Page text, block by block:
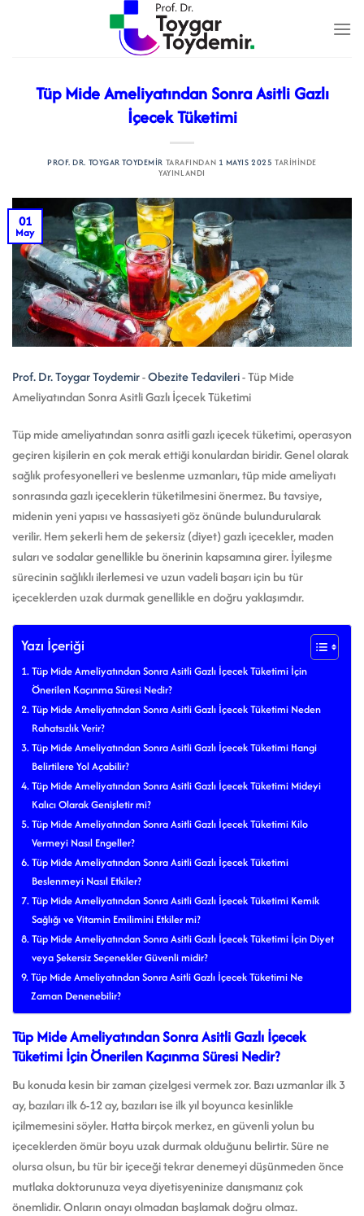
Tüp Mide Ameliyatından Sonra Asitli Gazlı
İçecek Tüketimi
PROF. DR. TOYGAR TOYDEMIR TARAFINDAN 1 MAYIS 2025 TARIHINDE
YAYINLANDI
01
May
Prof. Dr. Toygar Toydemir-Obezite Tedavileri-Tüp Mide
Ameliyatından Sonra Asitli Gazlı İçecek Tüketimi
Tüp mide ameliyatından sonra asitli gazlı içecek tüketimi, operasyon
geçiren kişilerin en çok merak ettiği konulardan biridir. Genel olarak
sağlık profesyonelleri ve beslenme uzmanları, tüp mide ameliyatı
sonrasında gazlı içeceklerin tüketilmesini önermez. Bu tavsiye,
midenin yeni yapısı ve hassasiyeti göz önünde bulundurularak
verilir. Hem şekerli hem de şekersiz (diyet) gazlı içecekler, maden
suları ve sodalar genellikle bu önerinin kapsamına girer. İyileşme
sürecinin sağlıklı ilerlemesi ve uzun vadeli başarı için bu tür
içeceklerden uzak durmak genellikle en doğru yaklaşımdır.
Yazı İçeriği
Tüp Mide Ameliyatından Sonra Asitli Gazlı İçecek Tüketimi İçin
Önerilen Kaçınma Süresi Nedir?
Tüp Mide Ameliyatından Sonra Asitli Gazlı İçecek Tüketimi Neden
Rahatsızlık Verir?
Tüp Mide Ameliyatından Sonra Asitli Gazlı İçecek Tüketimi Hangi
Belirtilere Yol Açabilir?
Tüp Mide Ameliyatından Sonra Asitli Gazlı İçecek Tüketimi Mideyi
Kalıcı Olarak Genişletir mi?
Tüp Mide Ameliyatından Sonra Asitli Gazlı İçecek Tüketimi Kilo
Vermeyi Nasıl Engeller?
Tüp Mide Ameliyatından Sonra Asitli Gazlı İçecek Tüketimi
Beslenmeyi Nasıl Etkiler?
Tüp Mide Ameliyatından Sonra Asitli Gazlı İçecek Tüketimi Kemik
Sağlığı ve Vitamin Emilimini Etkiler mi?
Tüp Mide Ameliyatından Sonra Asitli Gazlı İçecek Tüketimi İçin Diyet
veya Şekersiz Seçenekler Güvenli midir?
Tüp Mide Ameliyatından Sonra Asitli Gazlı İçecek Tüketimi Ne
Zaman Denenebilir?
Tüp Mide Ameliyatından Sonra Asitli Gazlı İçecek
Tüketimi İçin Önerilen Kaçınma Süresi Nedir?
Bu konuda kesin bir zaman çizelgesi vermek zor. Bazı uzmanlar ilk 3
ay, bazıları ilk 6-12 ay, bazıları ise ilk yıl boyunca kesinlikle
içilmemesini söyler. Hatta birçok merkez, en güvenli yolun bu
içeceklerden ömür boyu uzak durmak olduğunu belirtir. Süre ne
olursa olsun, bu tür bir içeceği tekrar denemeyi düşünmeden önce
mutlaka doktorunuza veya diyetisyeninize danışmanız çok
önemlidir. Onların onayı olmadan başlamak doğru olmaz.